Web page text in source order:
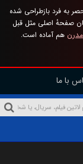
به فرد بازطراحی شده
صفحهٔ اصلی مثل قبل
هم آماده است.
با ما